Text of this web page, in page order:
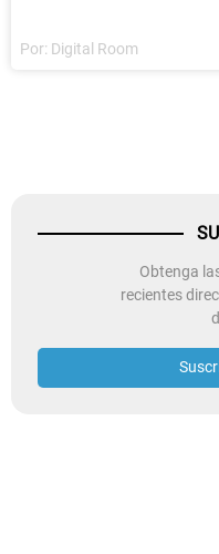
Por: Digital Room
Obtenga
recientes